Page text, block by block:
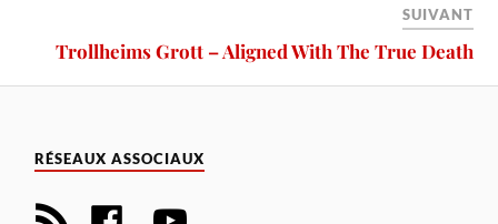
SUIVANT
Trollheims Grott – Aligned With The True Death
RÉSEAUX ASSOCIAUX